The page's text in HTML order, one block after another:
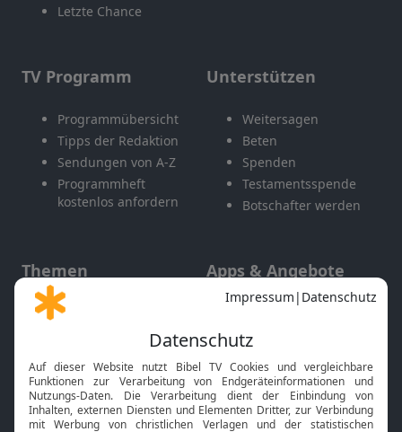
Letzte Chance
TV Programm
Programmübersicht
Tipps der Redaktion
Sendungen von A-Z
Programmheft
kostenlos anfordern
Unterstützen
Weitersagen
Beten
Spenden
Testamentsspende
Botschafter werden
Themen
Gott und Bibel erklärt
Neuigkeiten
Apps & Angebote
Mobile App
Smart TV
HbbTV
Bibelthek Online-Bibel